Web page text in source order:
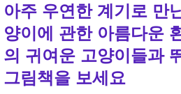
아주 우연한 계기로 만
양이에 관한 아름다운
의 귀여운 고양이들과
그림책을 보세요